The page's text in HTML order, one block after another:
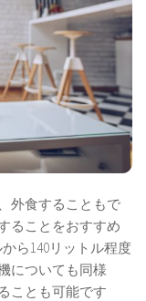
外食することもで
ることをおすすめ
ら140リットル程度
についても同様
ことも可能です